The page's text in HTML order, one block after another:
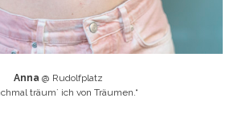
Anna @ Rudolfplatz
träum` ich von Träumen.“